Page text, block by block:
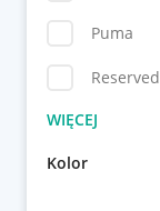
Puma
Reserved
Kolor